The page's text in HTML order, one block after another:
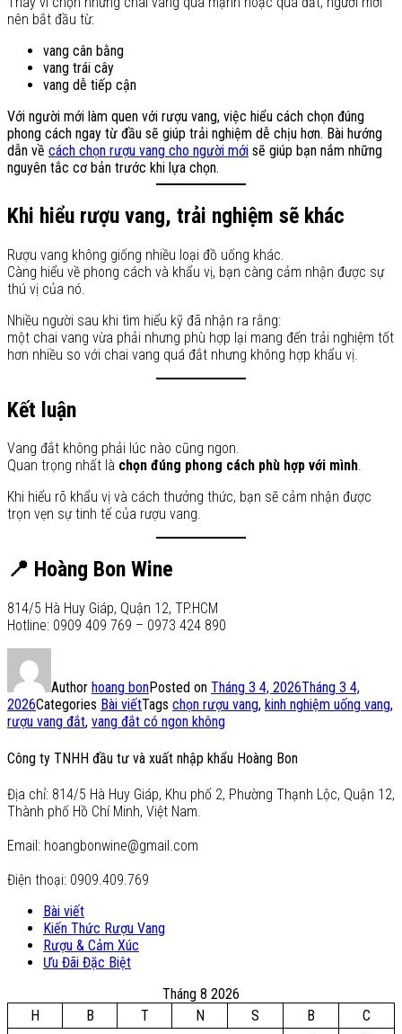
nên bắt đầu từ:
vang cân bằng
vang trái cây
vang dễ tiếp cận
Với người mới làm quen với rượu vang, việc hiểu cách chọn đúng
phong cách ngay từ đầu sẽ giúp trải nghiệm dễ chịu hơn. Bài hướng
dẫn về cách chọn rượu vang cho người mới sẽ giúp bạn nắm những
nguyên tắc cơ bản trước khi lựa chọn.
Khi hiểu rượu vang, trải nghiệm sẽ khác
Rượu vang không giống nhiều loại đồ uống khác.
Càng hiểu về phong cách và khẩu vị, bạn càng cảm nhận được sự
thú vị của nó.
Nhiều người sau khi tìm hiểu kỹ đã nhận ra rằng:
một chai vang vừa phải nhưng phù hợp lại mang đến trải nghiệm tốt
hơn nhiều so với chai vang quá đắt nhưng không hợp khẩu vị.
Kết luận
Vang đắt không phải lúc nào cũng ngon.
Quan trọng nhất là chọn đúng phong cách phù hợp với mình.
Khi hiểu rõ khẩu vị và cách thưởng thức, bạn sẽ cảm nhận được
trọn vẹn sự tinh tế của rượu vang.
📍 Hoàng Bon Wine
814/5 Hà Huy Giáp, Quận 12, TP.HCM
Hotline: 0909 409 769 – 0973 424 890
Author hoang bonPosted on Tháng 3 4, 2026Tháng 3 4,
2026Categories Bài viếtTags chọn rượu vang, kinh nghiệm uống vang,
rượu vang đắt, vang đắt có ngon không
Công ty TNHH đầu tư và xuất nhập khẩu Hoàng Bon
Địa chỉ: 814/5 Hà Huy Giáp, Khu phố 2, Phường Thạnh Lộc, Quận 12,
Thành phố Hồ Chí Minh, Việt Nam.
Email: hoangbonwine@gmail.com
Điện thoại: 0909.409.769
Bài viết
Kiến Thức Rượu Vang
Rượu & Cảm Xúc
Ưu Đãi Đặc Biệt
Tháng 8 2026
H
B T N S B
C